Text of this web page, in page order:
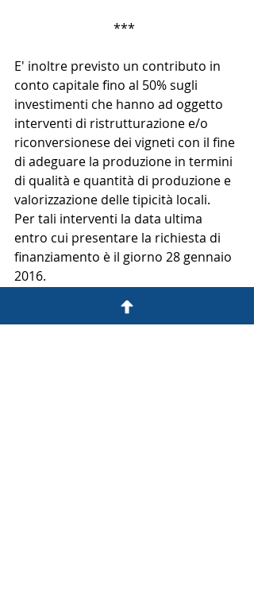
***
E' inoltre previsto un contributo in
conto capitale fino al 50% sugli
investimenti che hanno ad oggetto
interventi di ristrutturazione e/o
riconversionese dei vigneti con il fine
di adeguare la produzione in termini
di qualità e quantità di produzione e
valorizzazione delle tipicità locali.
Per tali interventi la data ultima
entro cui presentare la richiesta di
finanziamento è il giorno 28 gennaio
2016.